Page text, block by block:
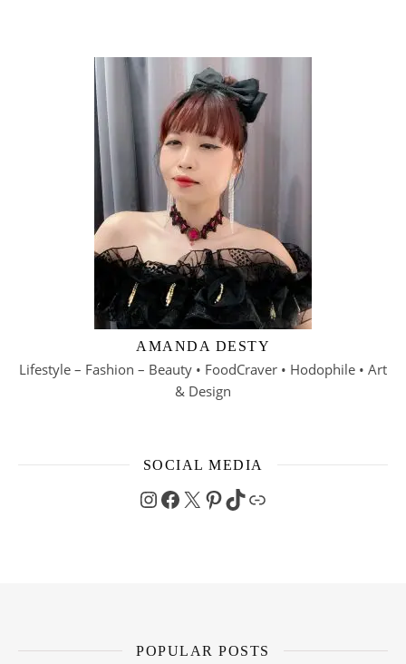
AMANDA DESTY
Lifestyle – Fashion – Beauty • FoodCraver • Hodophile • Art
& Design
SOCIAL MEDIA
Instagram
Facebook
X Pinterest
TikTok
Link
POPULAR POSTS